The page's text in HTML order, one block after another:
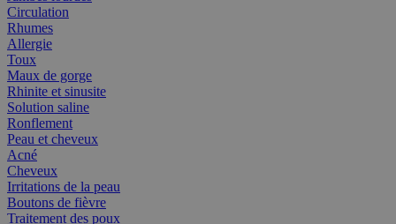
Circulation
Rhumes
Allergie
Toux
Maux de gorge
Rhinite et sinusite
Solution saline
Ronflement
Peau et cheveux
Acné
Cheveux
Irritations de la peau
Boutons de fièvre
Traitement des poux